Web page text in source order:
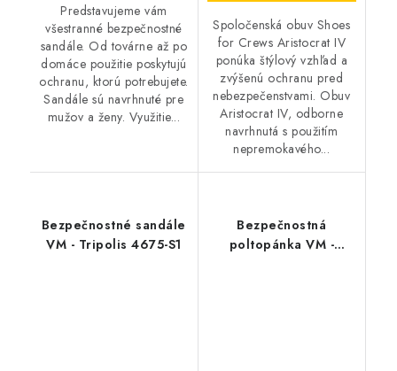
Predstavujeme vám
všestranné bezpečnostné
sandále. Od továrne až po
domáce použitie poskytujú
ochranu, ktorú potrebujete.
Sandále sú navrhnuté pre
mužov a ženy. Využitie...
Spoločenská obuv Shoes
for Crews Aristocrat IV
ponúka štýlový vzhľad a
zvýšenú ochranu pred
nebezpečenstvami. Obuv
Aristocrat IV, odborne
navrhnutá s použitím
nepremokavého...
Bezpečnostné sandále
VM - Tripolis 4675-S1
Bezpečnostná
poltopánka VM -